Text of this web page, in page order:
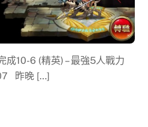
成10-6 (精英) – 最強5人戰力
昨晚 […]